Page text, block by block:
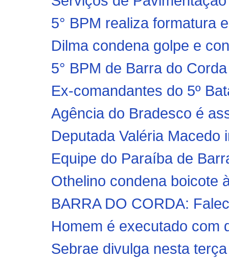
5° BPM realiza formatura
Dilma condena golpe e
5° BPM de Barra do
Ex-comandantes do 5º
Agência do Bradesco é
Deputada Valéria Macedo
Equipe do Paraíba de
Othelino condena boicote
BARRA DO CORDA:
Homem é executado com
Sebrae divulga nesta